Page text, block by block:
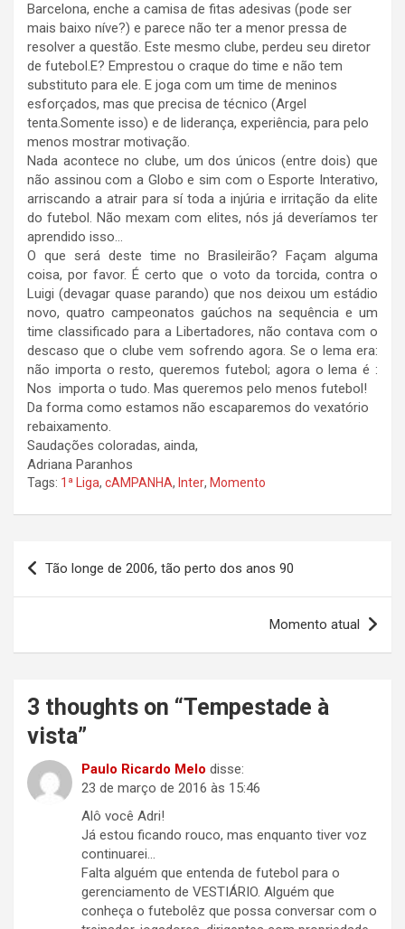
Barcelona, enche a camisa de fitas adesivas (pode ser
mais baixo níve?) e parece não ter a menor pressa de
resolver a questão. Este mesmo clube, perdeu seu diretor
de futebol.E? Emprestou o craque do time e não tem
substituto para ele. E joga com um time de meninos
esforçados, mas que precisa de técnico (Argel
tenta.Somente isso) e de liderança, experiência, para pelo
menos mostrar motivação.
Nada acontece no clube, um dos únicos (entre dois) que
não assinou com a Globo e sim com o Esporte Interativo,
arriscando a atrair para sí toda a injúria e irritação da elite
do futebol. Não mexam com elites, nós já deveríamos ter
aprendido isso…
O que será deste time no Brasileirão? Façam alguma
coisa, por favor. É certo que o voto da torcida, contra o
Luigi (devagar quase parando) que nos deixou um estádio
novo, quatro campeonatos gaúchos na sequência e um
time classificado para a Libertadores, não contava com o
descaso que o clube vem sofrendo agora. Se o lema era:
não importa o resto, queremos futebol; agora o lema é :
Nos importa o tudo. Mas queremos pelo menos futebol!
Da forma como estamos não escaparemos do vexatório
rebaixamento.
Saudações coloradas, ainda,
Adriana Paranhos
Tags: 1ª Liga, cAMPANHA, Inter, Momento
Navegação
de
Tão longe de 2006, tão perto dos anos 90
Momento atual
3 thoughts on “Tempestade à
vista”
Paulo Ricardo Melo disse:
23 de março de 2016 às 15:46
Alô você Adri!
Já estou ficando rouco, mas enquanto tiver voz
continuarei…
Falta alguém que entenda de futebol para o
gerenciamento de VESTIÁRIO. Alguém que
conheça o futebolêz que possa conversar com o